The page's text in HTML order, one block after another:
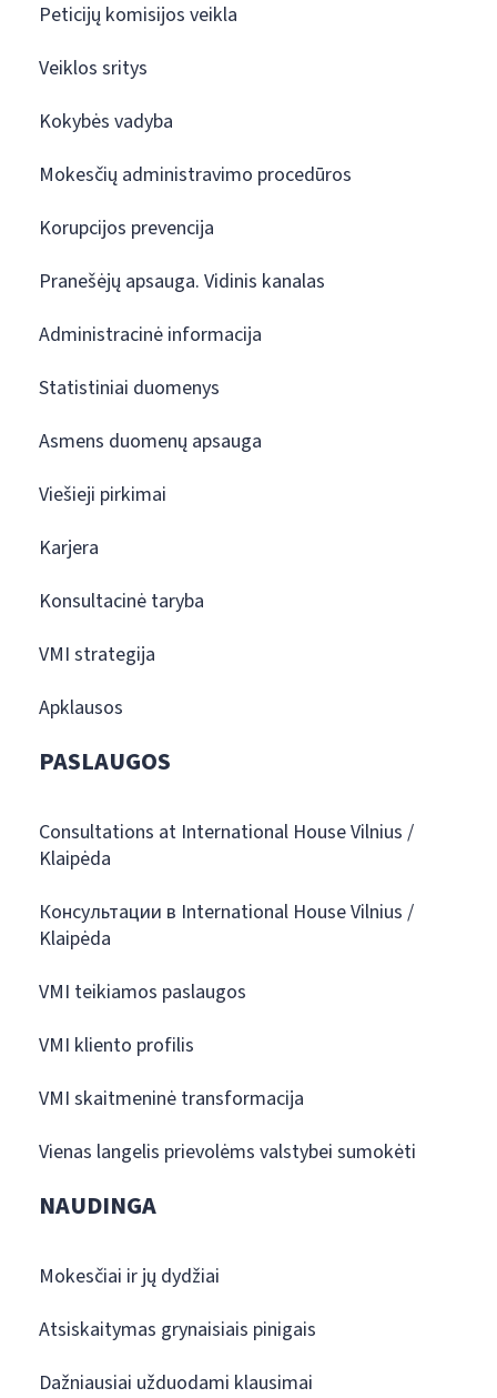
Peticijų komisijos veikla
Veiklos sritys
Kokybės vadyba
Mokesčių administravimo procedūros
Korupcijos prevencija
Pranešėjų apsauga. Vidinis kanalas
Administracinė informacija
Statistiniai duomenys
Asmens duomenų apsauga
Viešieji pirkimai
Karjera
Konsultacinė taryba
VMI strategija
Apklausos
PASLAUGOS
Consultations at International House Vilnius /
Klaipėda
Консультации в International House Vilnius /
Klaipėda
VMI teikiamos paslaugos
VMI kliento profilis
VMI skaitmeninė transformacija
Vienas langelis prievolėms valstybei sumokėti
NAUDINGA
Mokesčiai ir jų dydžiai
Atsiskaitymas grynaisiais pinigais
Dažniausiai užduodami klausimai